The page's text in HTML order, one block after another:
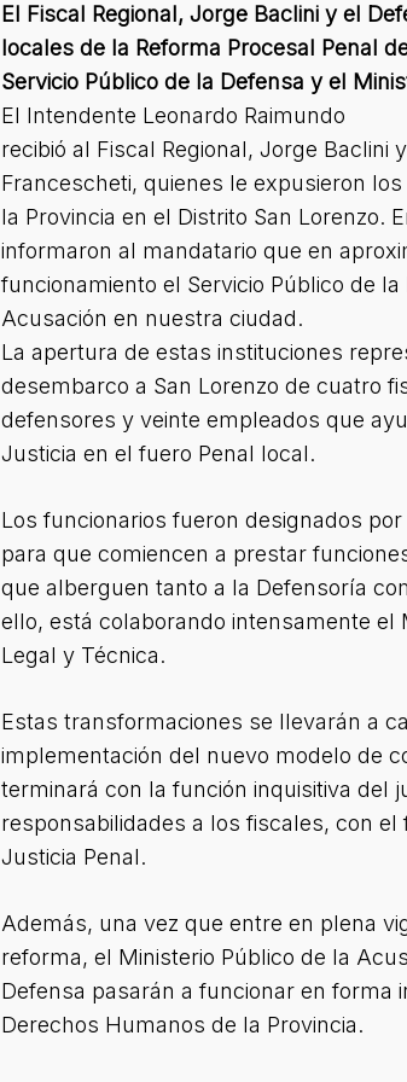
El Fiscal Regional, Jorge Baclini y el
locales de la Reforma Procesal Penal
Servicio Público de la Defensa y el
El Intendente Leonardo Raimundo
recibió al Fiscal Regional, Jorge Baclini
Francescheti, quienes le expusieron
la Provincia en el Distrito San Lorenzo.
informaron al mandatario que en
funcionamiento el Servicio Público de
Acusación en nuestra ciudad.
La apertura de estas instituciones
desembarco a San Lorenzo de cuatro
defensores y veinte empleados que
Justicia en el fuero Penal local.
Los funcionarios fueron designados
para que comiencen a prestar
que alberguen tanto a la Defensoría
ello, está colaborando intensamente el
Legal y Técnica.
Estas transformaciones se llevarán a
implementación del nuevo modelo de
terminará con la función inquisitiva del
responsabilidades a los fiscales, con el
Justicia Penal.
Además, una vez que entre en plena
reforma, el Ministerio Público de la
Defensa pasarán a funcionar en forma
Derechos Humanos de la Provincia.